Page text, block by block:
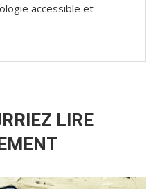
accessible et
LIRE